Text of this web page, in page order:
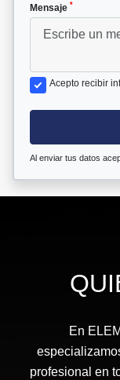
Mensaje *
Acepto recibir
Al enviar tus datos
En
profesional en